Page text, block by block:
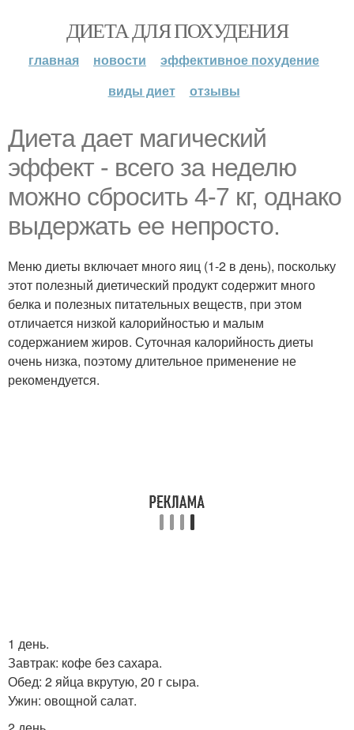
ДИЕТА ДЛЯ ПОХУДЕНИЯ
главная новости
эффективное похудение
виды диет
отзывы
Диета дает магический
эффект - всего за неделю
можно сбросить 4-7 кг, однако
выдержать ее непросто.
Меню диеты включает много яиц (1-2 в день), поскольку
этот полезный диетический продукт содержит много
белка и полезных питательных веществ, при этом
отличается низкой калорийностью и малым
содержанием жиров. Суточная калорийность диеты
очень низка, поэтому длительное применение не
рекомендуется.
1 день.
Завтрак: кофе без сахара.
Обед: 2 яйца вкрутую, 20 г сыра.
Ужин: овощной салат.